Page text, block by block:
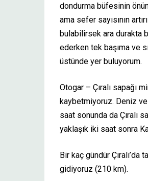
dondurma büfesinin
ama sefer sayısının
bulabilirsek ara durakta
ederken tek başıma ve
üstünde yer buluyorum.
Otogar – Çıralı sapağı
kaybetmiyoruz. Deniz
saat sonunda da Çıralı
yaklaşık iki saat sonra
Bir kaç gündür
gidiyoruz (210 km).